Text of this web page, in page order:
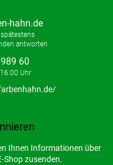
hahn.de
60
Ihnen Informationen über
Shop zusenden.